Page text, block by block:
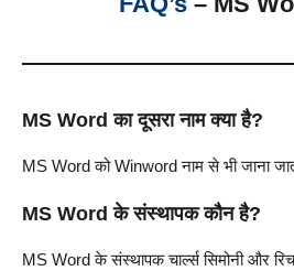
MS Word का दूसरा नाम क्या है?
MS Word को Winword नाम से भी जाना
MS Word के संस्थापक कौन है?
MS Word के संस्थापक चार्ल्स सिमोनी और